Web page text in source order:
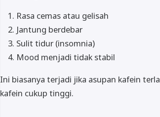
Rasa cemas atau gelisah
Jantung berdebar
Sulit tidur (insomnia)
Mood menjadi tidak stabil
Ini biasanya terjadi jika asupan kafein
kafein cukup tinggi.